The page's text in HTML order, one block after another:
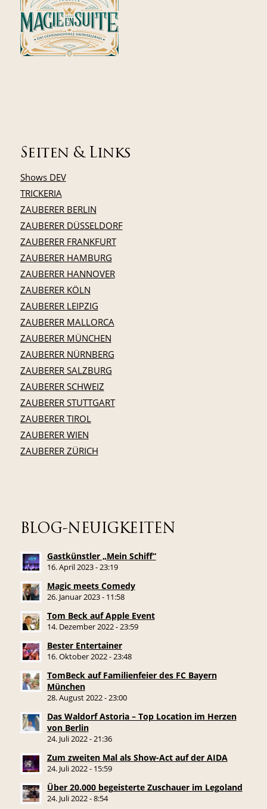
Seiten & Links
Shows DEV
TRICKERIA
ZAUBERER BERLIN
ZAUBERER DÜSSELDORF
ZAUBERER FRANKFURT
ZAUBERER HAMBURG
ZAUBERER HANNOVER
ZAUBERER KÖLN
ZAUBERER LEIPZIG
ZAUBERER MALLORCA
ZAUBERER MÜNCHEN
ZAUBERER NÜRNBERG
ZAUBERER SALZBURG
ZAUBERER SCHWEIZ
ZAUBERER STUTTGART
ZAUBERER TIROL
ZAUBERER WIEN
ZAUBERER ZÜRICH
BLOG-NEUIGKEITEN
Gastkünstler „Mein Schiff“
16. April 2023 - 23:19
Magic meets Comedy
26. Januar 2023 - 11:58
Tom Beck auf Apple Event
14. Dezember 2022 - 23:59
Bester Entertainer
16. Oktober 2022 - 23:48
TomBeck auf Familienfeier des FC Bayern
München
28. August 2022 - 23:00
Das Waldorf Astoria – Top Location im Herzen
von Berlin
24. Juli 2022 - 21:36
Zum zweiten Mal als Show-Act auf der AIDA
24. Juli 2022 - 15:59
Über 20.000 begeisterte Zuschauer im Legoland
24. Juli 2022 - 8:54